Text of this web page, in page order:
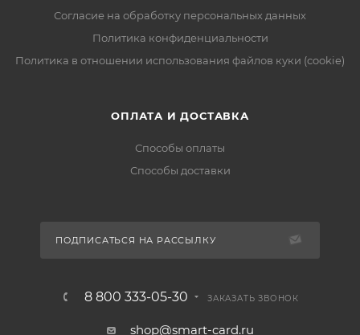
Согласие на обработку персональных данных
Политика конфиденциальности
Политика в отношении использования файлов куки (cookie)
ОПЛАТА И ДОСТАВКА
Способы оплаты
Способы доставки
ПОДПИСАТЬСЯ НА РАССЫЛКУ
8 800 333-05-30 ЗАКАЗАТЬ ЗВОНОК
shop@smart-card.ru